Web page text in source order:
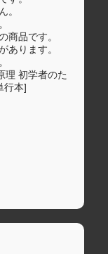
。
品です。
ります。
理 初学者のた
行本]